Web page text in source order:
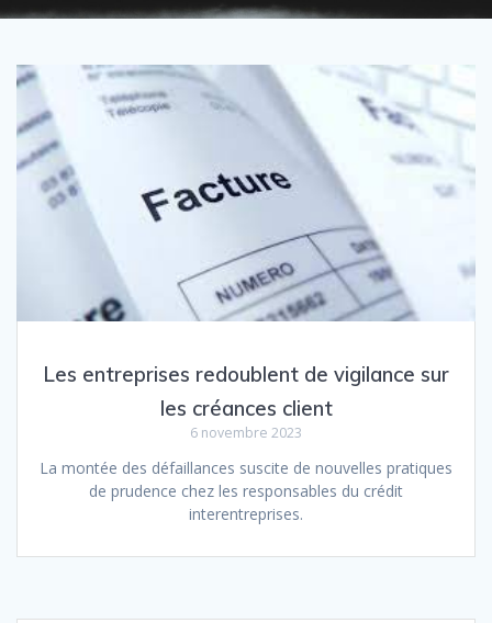
Les entreprises redoublent de vigilance sur
les créances client
6 novembre 2023
La montée des défaillances suscite de nouvelles pratiques
de prudence chez les responsables du crédit
interentreprises.